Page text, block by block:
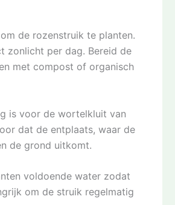
de rozenstruik te planten.
zonlicht per dag. Bereid de
met compost of organisch
is voor de wortelkluit van
dat de entplaats, waar de
de grond uitkomt.
voldoende water zodat
om de struik regelmatig